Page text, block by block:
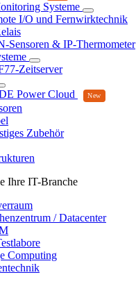
Systeme
I/O und Fernwirktechnik
Sensoren & IP-Thermometer
Zeitserver
Power Cloud
Zubehör
Ihre IT-Branche
/ Datacenter
Computing